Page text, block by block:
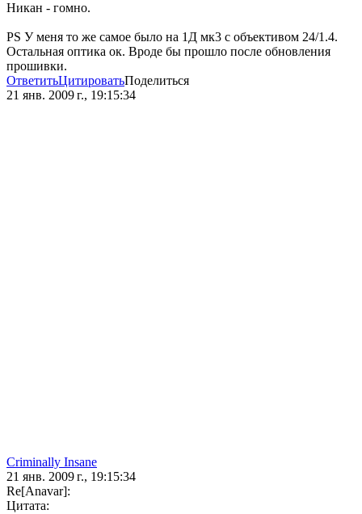
Никан - гомно.
PS У меня то же самое было на 1Д мк3 с объективом 24/1.4.
Остальная оптика ок. Вроде бы прошло после обновления
прошивки.
ОтветитьЦитироватьПоделиться
21 янв. 2009 г., 19:15:34
Criminally Insane
21 янв. 2009 г., 19:15:34
Re[Anavar]:
Цитата: